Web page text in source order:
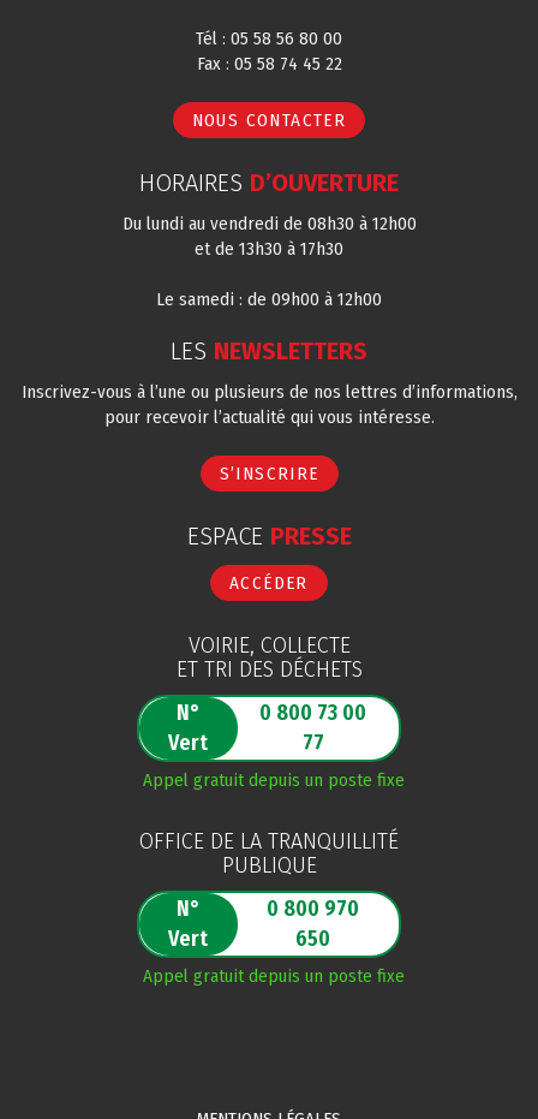
Tél : 05 58 56 80 00
Fax : 05 58 74 45 22
NOUS CONTACTER
HORAIRES D’OUVERTURE
Du lundi au vendredi de 08h30 à 12h00
et de 13h30 à 17h30
Le samedi : de 09h00 à 12h00
LES NEWSLETTERS
Inscrivez-vous à l’une ou plusieurs de nos lettres d’informations,
pour recevoir l’actualité qui vous intéresse.
S’INSCRIRE
ESPACE PRESSE
ACCÉDER
VOIRIE, COLLECTE
ET TRI DES DÉCHETS
N°
Vert
0 800 73 00
77
Appel gratuit depuis un poste fixe
OFFICE DE LA TRANQUILLITÉ
PUBLIQUE
N°
Vert
0 800 970
650
Appel gratuit depuis un poste fixe